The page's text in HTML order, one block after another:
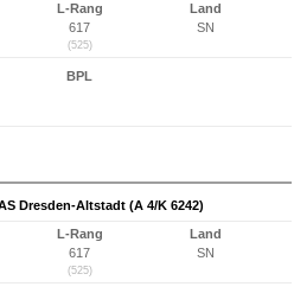
L-Rang
617
(525)
Land
SN
BPL
Dresden-Altstadt (A 4/K 6242)
L-Rang
617
(525)
Land
SN